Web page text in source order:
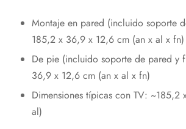
Montaje en pared (incluido soporte
185,2 x 36,9 x 12,6 cm (an x al x fn)
De pie (incluido soporte de pared y
36,9 x 12,6 cm (an x al x fn)
Dimensiones típicas con TV: ~185,2
al)